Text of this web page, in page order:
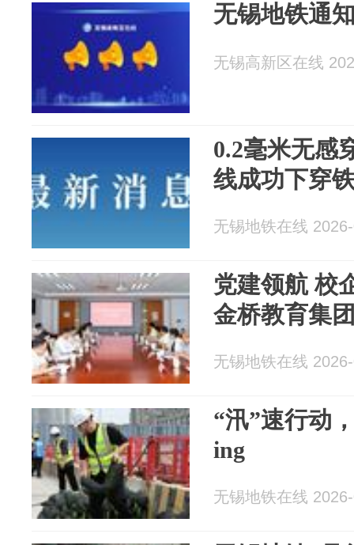
无锡地铁通
无锡高新区在线
0.2毫米无感
线成功下穿
无锡地铁在线
党建领航 校
金桥教育集
无锡地铁在线
“汛”速行动
ing
无锡地铁在线